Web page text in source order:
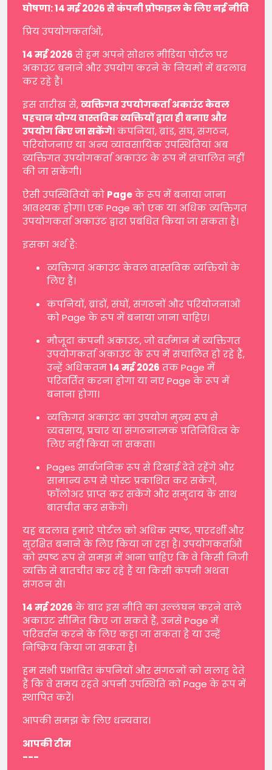
घोषणा: 14 मई 2026 से कंपनी प्रोफाइल के लिए नई नीति
प्रिय उपयोगकर्ताओं,
14 मई 2026 से हम अपने सोशल मीडिया पोर्टल पर
अकाउंट बनाने और उपयोग करने के नियमों में बदलाव
कर रहे हैं।
इस तारीख से,व्यक्तिगत उपयोगकर्ता अकाउंट केवल
पहचान योग्य वास्तविक व्यक्तियों द्वारा ही बनाए और
उपयोग किए जा सकेंगे। कंपनियां, ब्रांड, संघ, संगठन,
परियोजनाएं या अन्य व्यावसायिक उपस्थितियां अब
व्यक्तिगत उपयोगकर्ता अकाउंट के रूप में संचालित नहीं
की जा सकेंगी।
ऐसी उपस्थितियों को Pageके रूप में बनाया जाना
आवश्यक होगा। एक Page को एक या अधिक व्यक्तिगत
उपयोगकर्ता अकाउंट द्वारा प्रबंधित किया जा सकता है।
इसका अर्थ है:
व्यक्तिगत अकाउंट केवल वास्तविक व्यक्तियों के
लिए हैं।
कंपनियों, ब्रांडों, संघों, संगठनों और परियोजनाओं
को Page के रूप में बनाया जाना चाहिए।
मौजूदा कंपनी अकाउंट, जो वर्तमान में व्यक्तिगत
उपयोगकर्ता अकाउंट के रूप में संचालित हो रहे हैं,
उन्हें अधिकतम14 मई 2026 तक Page में
परिवर्तित करना होगा या नए Page के रूप में
बनाना होगा।
व्यक्तिगत अकाउंट का उपयोग मुख्य रूप से
व्यवसाय, प्रचार या संगठनात्मक प्रतिनिधित्व के
लिए नहीं किया जा सकता।
Pages सार्वजनिक रूप से दिखाई देते रहेंगे और
सामान्य रूप से पोस्ट प्रकाशित कर सकेंगे,
फॉलोअर प्राप्त कर सकेंगे और समुदाय के साथ
बातचीत कर सकेंगे।
यह बदलाव हमारे पोर्टल को अधिक स्पष्ट, पारदर्शी और
सुरक्षित बनाने के लिए किया जा रहा है। उपयोगकर्ताओं
को स्पष्ट रूप से समझ में आना चाहिए कि वे किसी निजी
व्यक्ति से बातचीत कर रहे हैं या किसी कंपनी अथवा
संगठन से।
14 मई 2026 के बाद इस नीति का उल्लंघन करने वाले
अकाउंट सीमित किए जा सकते हैं, उनसे Page में
परिवर्तन करने के लिए कहा जा सकता है या उन्हें
निष्क्रिय किया जा सकता है।
हम सभी प्रभावित कंपनियों और संगठनों को सलाह देते
हैं कि वे समय रहते अपनी उपस्थिति को Page के रूप में
स्थापित करें।
आपकी समझ के लिए धन्यवाद।
आपकी टीम
---